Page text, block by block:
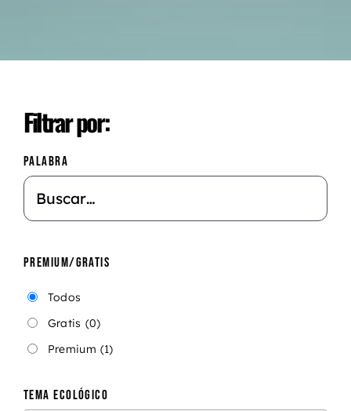
Filtrar por:
PALABRA
PREMIUM/GRATIS
Todos
Gratis (0)
Premium (1)
TEMA ECOLÓGICO